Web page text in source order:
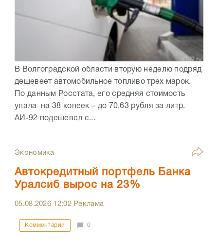
В Волгоградской области вторую неделю подряд
дешевеет автомобильное топливо трех марок.
По данным Росстата, его средняя стоимость
упала на 38 копеек – до 70,63 рубля за литр.
АИ-92 подешевел с...
Экономика
Автокредитный портфель Банка
Уралсиб вырос на 23%
05.08.2026 12:02Реклама
Комментарии 0